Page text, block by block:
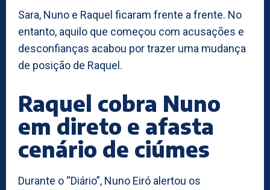
Sara, Nuno e Raquel ficaram frente a frente. No
entanto, aquilo que começou com acusações e
desconfianças acabou por trazer uma mudança
de posição de Raquel.
Raquel cobra Nuno
em direto e afasta
cenário de ciúmes
Durante o “Diário”, Nuno Eiró alertou os